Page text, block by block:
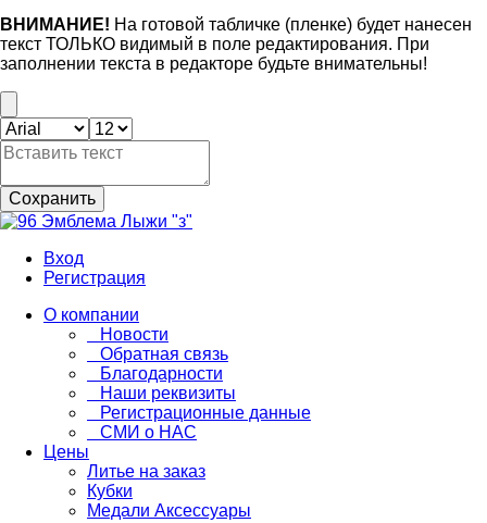
ВНИМАНИЕ! На готовой табличке (пленке) будет нанесен
текст ТОЛЬКО видимый в поле редактирования. При
заполнении текста в редакторе будьте внимательны!
Сохранить
Вход
Регистрация
О компании
Новости
Обратная связь
Благодарности
Наши реквизиты
Регистрационные данные
СМИ о НАС
Цены
Литье на заказ
Кубки
Медали Аксессуары